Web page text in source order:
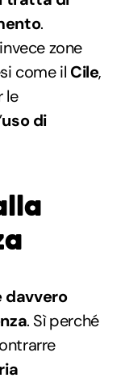
.
zone
come il Cile,
le
uso di
davvero
. Sì perché